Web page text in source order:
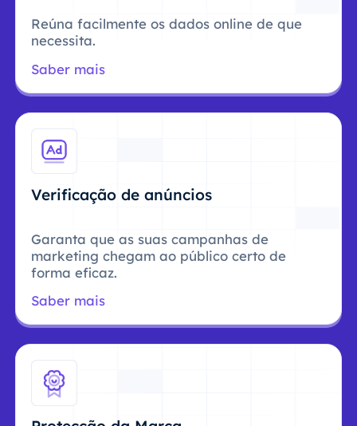
Reúna facilmente os dados online de que
necessita.
Saber mais
Verificação de anúncios
Garanta que as suas campanhas de
marketing chegam ao público certo de
forma eficaz.
Saber mais